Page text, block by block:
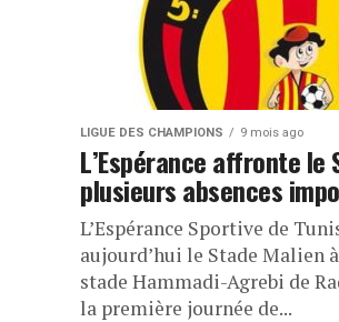
LIGUE DES CHAMPIONS 9 mois ago
L’Espérance affronte le
plusieurs absences
L’Espérance Sportive de
aujourd’hui le Stade Malien
stade Hammadi-Agrebi de
la première journée de...